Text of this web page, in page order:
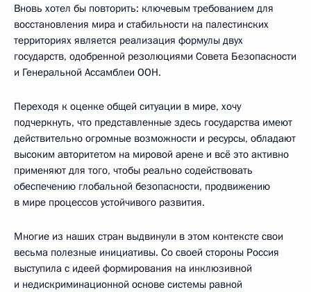
Вновь хотел бы повторить: ключевым требованием для
восстановления мира и стабильности на палестинских
территориях является реализация формулы двух
государств, одобренной резолюциями Cовета Безопасности
и Генеральной Ассамблеи ООН.
Переходя к оценке общей ситуации в мире, хочу
подчеркнуть, что представленные здесь государства имеют
действительно огромные возможности и ресурсы, обладают
высоким авторитетом на мировой арене и всё это активно
применяют для того, чтобы реально содействовать
обеспечению глобальной безопасности, продвижению
в мире процессов устойчивого развития.
Многие из наших стран выдвинули в этом контексте свои
весьма полезные инициативы. Со своей стороны Россия
выступила с идеей формирования на инклюзивной
и недискриминационной основе системы равной